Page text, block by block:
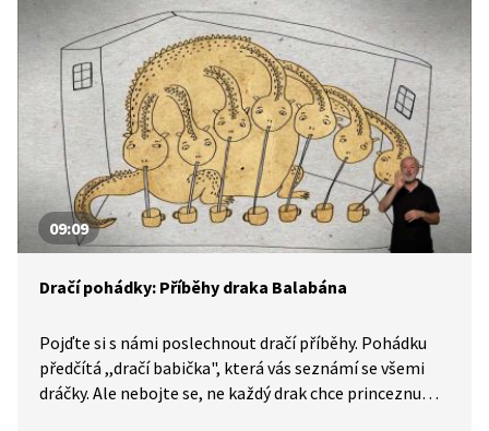
09:09
Dračí pohádky: Příběhy draka Balabána
Pojďte si s námi poslechnout dračí příběhy. Pohádku
předčítá ,,dračí babička", která vás seznámí se všemi
dráčky. Ale nebojte se, ne každý drak chce princeznu